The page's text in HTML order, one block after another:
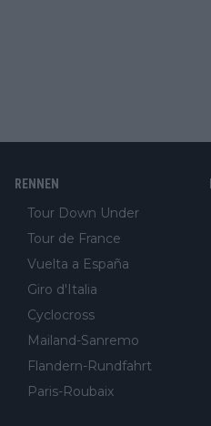
RENNEN
Tour Down Under
Tour de France
Vuelta a España
Giro d'Italia
Cyclocross
Mailand-Sanremo
Flandern-Rundfahrt
Paris-Roubaix